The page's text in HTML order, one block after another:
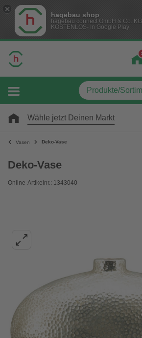
hagebau shop
hagebau connect GmbH & Co. KG
KOSTENLOS- In Google Play
Wähle jetzt Deinen Markt
Vasen Deko-Vase
Deko-Vase
Online-Artikelnr.: 1343040